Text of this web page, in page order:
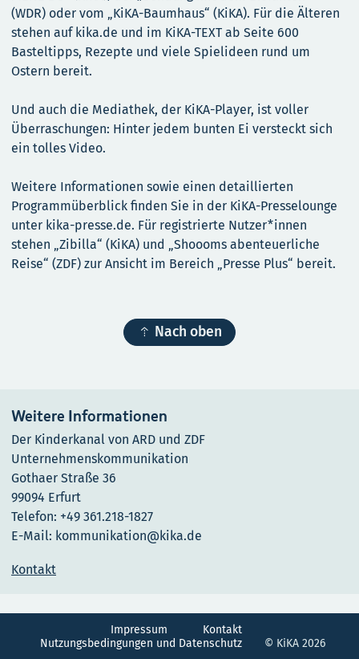
(WDR) oder vom „KiKA-Baumhaus“ (KiKA). Für die Älteren
stehen auf kika.de und im KiKA-TEXT ab Seite 600
Basteltipps, Rezepte und viele Spielideen rund um
Ostern bereit.
Und auch die Mediathek, der KiKA-Player, ist voller
Überraschungen: Hinter jedem bunten Ei versteckt sich
ein tolles Video.
Weitere Informationen sowie einen detaillierten
Programmüberblick finden Sie in der KiKA-Presselounge
unter kika-presse.de. Für registrierte Nutzer*innen
stehen „Zibilla“ (KiKA) und „Shoooms abenteuerliche
Reise“ (ZDF) zur Ansicht im Bereich „Presse Plus“ bereit.
 Nach oben
Weitere Informationen
Der Kinderkanal von ARD und ZDF
Unternehmenskommunikation
Gothaer Straße 36
99094 Erfurt
Telefon: +49 361.218-1827
E-Mail: kommunikation@kika.de
Kontakt
Impressum
Kontakt
Nutzungsbedingungen und Datenschutz
© KiKA 2026